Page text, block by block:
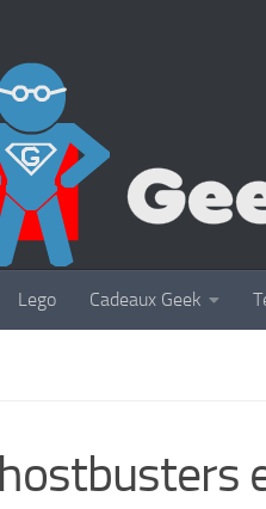
Lego Cadeaux Geek